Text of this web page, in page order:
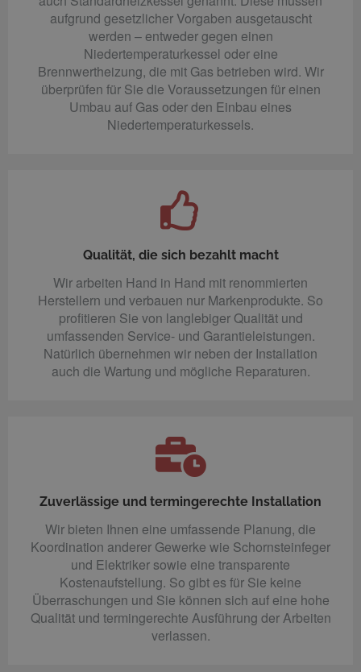
aufgrund gesetzlicher Vorgaben ausgetauscht
werden – entweder gegen einen
Niedertemperaturkessel oder eine
Brennwertheizung, die mit Gas betrieben wird. Wir
überprüfen für Sie die Voraussetzungen für einen
Umbau auf Gas oder den Einbau eines
Niedertemperaturkessels.
Qualität, die sich bezahlt macht
Wir arbeiten Hand in Hand mit renommierten
Herstellern und verbauen nur Markenprodukte. So
profitieren Sie von langlebiger Qualität und
umfassenden Service- und Garantieleistungen.
Natürlich übernehmen wir neben der Installation
auch die Wartung und mögliche Reparaturen.
Zuverlässige und termingerechte Installation
Wir bieten Ihnen eine umfassende Planung, die
Koordination anderer Gewerke wie Schornsteinfeger
und Elektriker sowie eine transparente
Kostenaufstellung. So gibt es für Sie keine
Überraschungen und Sie können sich auf eine hohe
Qualität und termingerechte Ausführung der Arbeiten
verlassen.